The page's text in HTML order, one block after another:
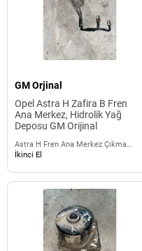
GM Orjinal
Opel Astra H Zafira B Fren
Ana Merkez, Hidrolik Yağ
Deposu GM Orijinal
Astra H Fren Ana Merkez Çıkma
Orijinal
İkinci El